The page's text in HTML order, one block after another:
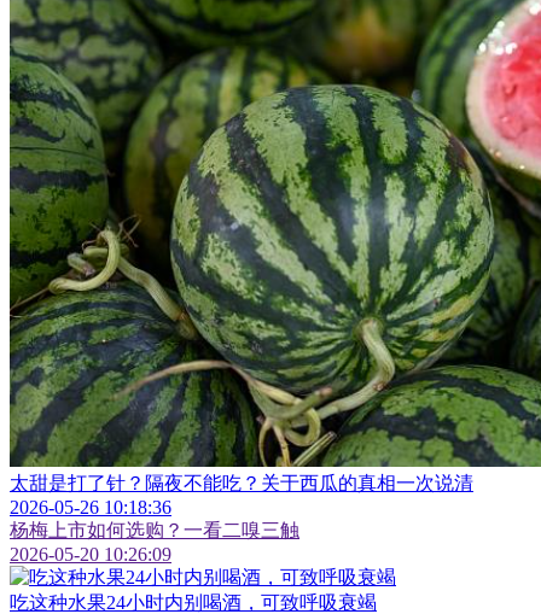
太甜是打了针？隔夜不能吃？关于西瓜的真相一次说清
2026-05-26 10:18:36
杨梅上市如何选购？一看二嗅三触
2026-05-20 10:26:09
吃这种水果24小时内别喝酒，可致呼吸衰竭